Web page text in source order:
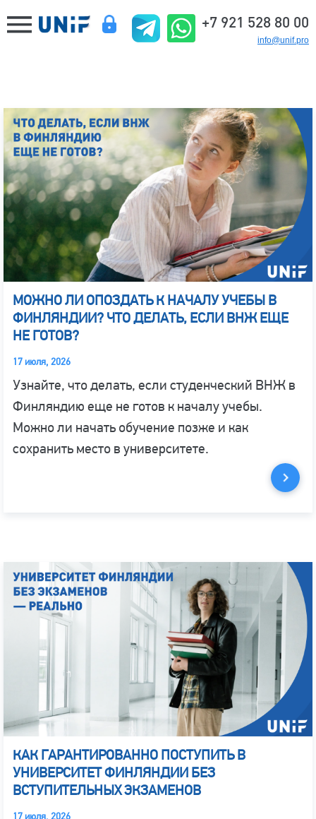
+7 921 528 80 00
info@unif.pro
МОЖНО ЛИ ОПОЗДАТЬ К НАЧАЛУ УЧЕБЫ В
ФИНЛЯНДИИ? ЧТО ДЕЛАТЬ, ЕСЛИ ВНЖ ЕЩЕ
НЕ ГОТОВ?
17 июля, 2026
Узнайте, что делать, если студенческий ВНЖ в
Финляндию еще не готов к началу учебы.
Можно ли начать обучение позже и как
сохранить место в университете.
КАК ГАРАНТИРОВАННО ПОСТУПИТЬ В
УНИВЕРСИТЕТ ФИНЛЯНДИИ БЕЗ
ВСТУПИТЕЛЬНЫХ ЭКЗАМЕНОВ
17 июля, 2026